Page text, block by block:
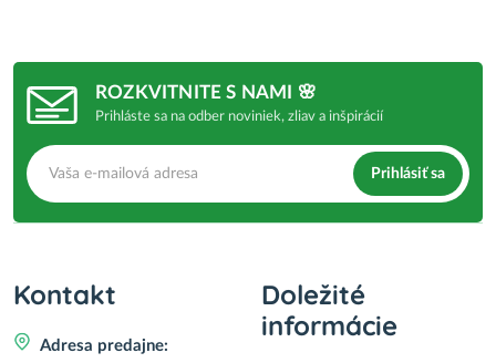
ROZKVITNITE S NAMI 🌸
Prihláste sa na odber noviniek, zliav a inšpirácií
Prihlásiť sa
Kontakt
Adresa predajne:
Doležité
informácie